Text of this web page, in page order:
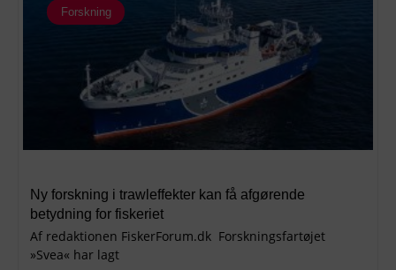
Forskning
Ny forskning i trawleffekter kan få afgørende
betydning for fiskeriet
Af redaktionen FiskerForum.dk Forskningsfartøjet
»Svea« har lagt